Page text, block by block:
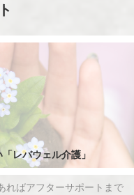
レバウェル介護」
ればアフターサポートまで